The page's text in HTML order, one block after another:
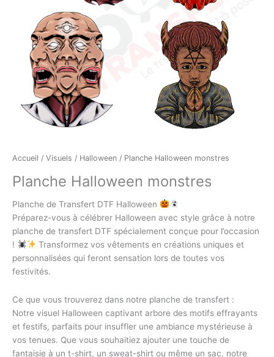
Accueil / Visuels / Halloween / Planche Halloween monstres
Planche Halloween monstres
Planche de Transfert DTF Halloween
Préparez-vous à célébrer Halloween avec style grâce à notre
planche de transfert DTF spécialement conçue pour l’occasion
!
Transformez vos vêtements en créations uniques et
personnalisées qui feront sensation lors de toutes vos
festivités.
Ce que vous trouverez dans notre planche de transfert :
Notre visuel Halloween captivant arbore des motifs effrayants
et festifs, parfaits pour insuffler une ambiance mystérieuse à
vos tenues. Que vous souhaitiez ajouter une touche de
fantaisie à un t-shirt, un sweat-shirt ou même un sac, notre